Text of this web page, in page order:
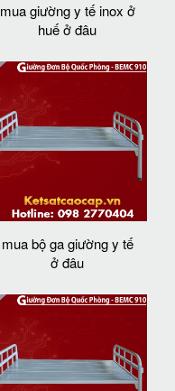
mua giường y tế inox ở
huế ở đâu
mua bộ ga giường y tế
ở đâu